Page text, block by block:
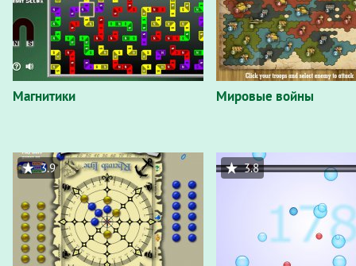
Магнитики Мировые войны
3.9 3.8